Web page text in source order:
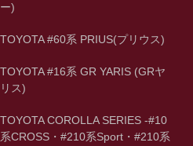
ー)
TOYOTA #60系 PRIUS(プリウス)
TOYOTA #16系 GR YARIS (GRヤ
リス)
TOYOTA COROLLA SERIES -#10
系CROSS・#210系Sport・#210系